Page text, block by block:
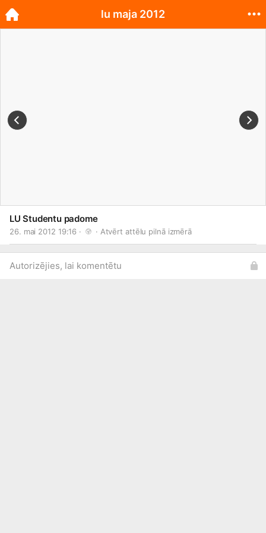
LU Studentu padome
26. mai 2012 19:16 · · Atvērt attēlu pilnā izmērā
Autorizējies, lai komentētu
lu maja 2012